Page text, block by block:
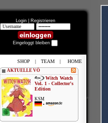
Login | Registrieren
Eingeloggt bleiben
AKTUELLE VÖ
Witch Watch
Vol. 1 - Collector's
Edition
KSM
•
SHOP | TEAM | HOME